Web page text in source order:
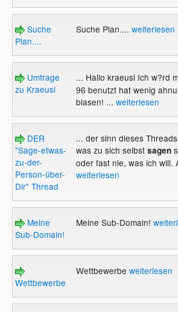
Suche
Plan....
Suche Plan.... weiterlesen
Umfrage
zu Kraeusi
... Hallo kraeusi Ich w?rd
96 benutzt hat wenig
blasen! ... weiterlesen
DER
"Sage-etwas-
zu-der-
Person-über-
Dir" Thread
... der sinn dieses
was zu sich selbstsagen
oder fast nie, was ich will.
weiterlesen
Meine
Sub-Domain!
Meine Sub-Domain!
Wettbewerbe
Wettbewerbe weiterlesen